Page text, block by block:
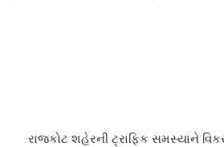
રાજકોટ શહેરની ટ્રાફિક સમસ્યાને